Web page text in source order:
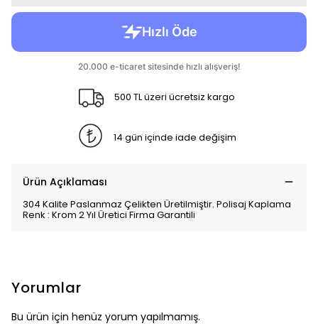
500 TL üzeri ücretsiz kargo
14 gün içinde iade değişim
Ürün Açıklaması
304 Kalite Paslanmaz Çelikten Üretilmiştir. Polisaj Kaplama
Renk : Krom 2 Yıl Üretici Firma Garantili
Yorumlar
Bu ürün için henüz yorum yapılmamış.